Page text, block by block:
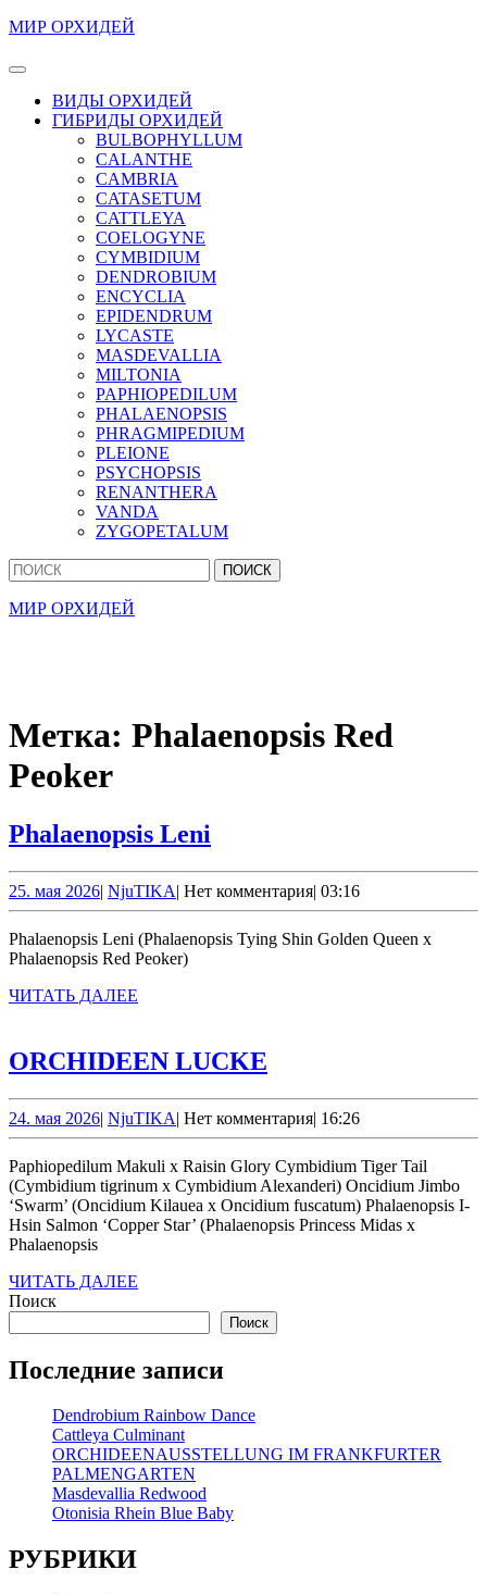
Перейти
содержимому
содержимому
МИР ОРХИДЕЙ
Кнопка
ОткрытьВИДЫ ОРХИДЕЙ
ГИБРИДЫ ОРХИДЕЙ
BULBOPHYLLUM
CALANTHE
CAMBRIA
CATASETUM
CATTLEYA
COELOGYNE
CYMBIDIUM
DENDROBIUM
ENCYCLIA
EPIDENDRUM
LYCASTE
MASDEVALLIA
MILTONIA
PAPHIOPEDILUM
PHALAENOPSIS
PHRAGMIPEDIUM
PLEIONE
PSYCHOPSIS
RENANTHERA
VANDA
ZYGOPETALUM
Кнопка
Закрыть
Найти:
МИР ОРХИДЕЙ
Метка: Phalaenopsis Red
Peoker
Phalaenopsis Leni
25. мая 202625.
мая
2026
| NjuTIKANjuTIKA
| Нет комментария| 03:16
Phalaenopsis Leni (Phalaenopsis Tying Shin Golden Queen x
Phalaenopsis Red Peoker)
ЧИТАТЬ ДАЛЕЕ
ORCHIDEEN LUCKE
24. мая 202624.
мая
2026
| NjuTIKANjuTIKA
| Нет комментария| 16:26
Paphiopedilum Makuli х Raisin Glory Cymbidium Tiger Tail
(Cymbidium tigrinum x Cymbidium Alexanderi) Oncidium Jimbo
‘Swarm’ (Oncidium Kilauea x Oncidium fuscatum) Phalaenopsis I-
Hsin Salmon ‘Copper Star’ (Phalaenopsis Princess Midas x
Phalaenopsis
ЧИТАТЬ ДАЛЕЕ
Поиск
Поиск
Последние записи
Dendrobium Rainbow Dance
Cattleya Culminant
ORCHIDEENAUSSTELLUNG IM FRANKFURTER
PALMENGARTEN
Masdevallia Redwood
Otonisia Rhein Blue Baby
РУБРИКИ